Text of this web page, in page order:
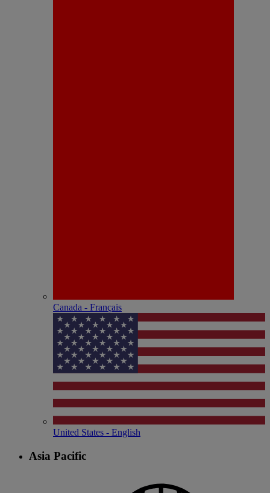
Canada - Français
United States - English
Asia Pacific